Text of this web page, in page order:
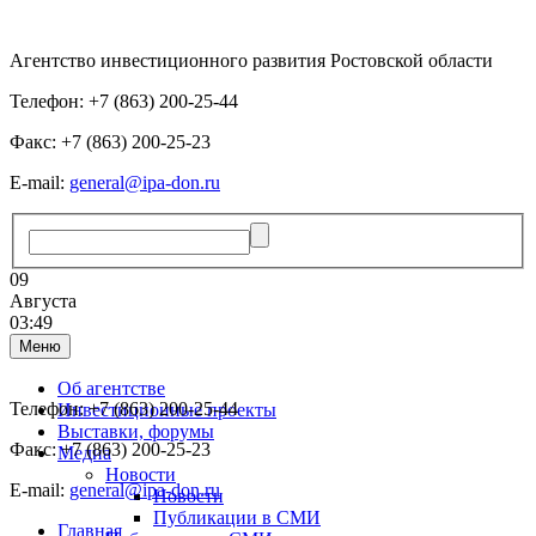
Агентство инвестиционного развития Ростовской области
Телефон: +7 (863) 200-25-44
Факс: +7 (863) 200-25-23
E-mail: general@ipa-don.ru
09
Августа
03:49
Меню
Об агентстве
Инвестиционные проекты
Выставки, форумы
Медиа
Новости
Новости
Публикации в СМИ
Телефон: +7 (863) 200-25-44
Факс: +7 (863) 200-25-23
E-mail: general@ipa-don.ru
Главная